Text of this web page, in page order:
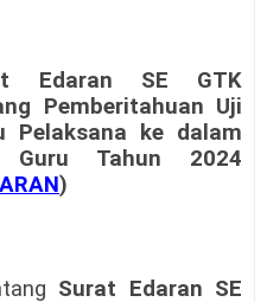
Edaran SE GTK
Pemberitahuan Uji
Pelaksana ke dalam
Guru Tahun 2024
)
Surat Edaran SE